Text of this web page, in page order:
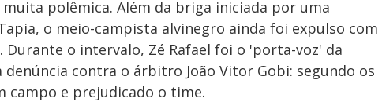
polêmica. Além da briga iniciada por uma
o meio-campista alvinegro ainda foi expulso com
o intervalo, Zé Rafael foi o 'porta-voz' da
contra o árbitro João Vitor Gobi: segundo os
campo e prejudicado o time.